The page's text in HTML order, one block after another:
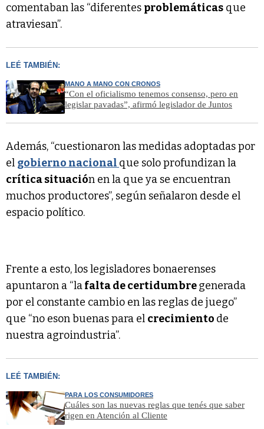
comentaban las “diferentes problemáticas que
atraviesan”.
LEÉ TAMBIÉN:
MANO A MANO CON CRONOS
“Con el oficialismo tenemos consenso, pero en
legislar pavadas”, afirmó legislador de Juntos
Además, “cuestionaron las medidas adoptadas por
el gobierno nacional que solo profundizan la
crítica situación en la que ya se encuentran
muchos productores”, según señalaron desde el
espacio político.
Frente a esto, los legisladores bonaerenses
apuntaron a “lafalta de certidumbregenerada
por el constante cambio en las reglas de juego”
que “no eson buenas para el crecimiento de
nuestra agroindustria”.
LEÉ TAMBIÉN:
PARA LOS CONSUMIDORES
Cuáles son las nuevas reglas que tenés que saber
rigen en Atención al Cliente